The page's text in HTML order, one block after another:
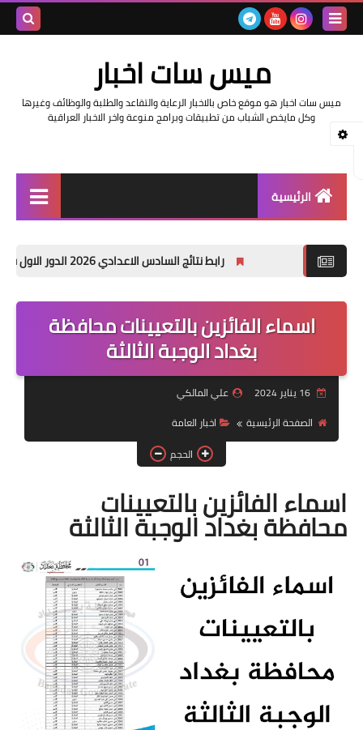
ميس سات اخبار
ميس سات اخبار هو موقع خاص بالاخبار الرعاية والتقاعد والطلبة والوظائف وغيرها
وكل مايخص الشباب من تطبيقات وبرامج منوعة واخر الاخبار العراقية
الرئيسية
اخبار وزارة التربية والتعليم
اخبار وزارة العمل وهيئة
التقاعد
قطع الاراضي
رابط نتائج السادس الاعدادي 2026 الدور الاول في العراق | موقع نتائجنا
اسماء الفائزين بالتعيينات محافظة
بغداد الوجبة الثالثة
16 يناير 2024
علي المالكي
الصفحة الرئيسية
اخبار العامة
الحجم
اسماء الفائزين بالتعيينات
محافظة بغداد الوجبة الثالثة